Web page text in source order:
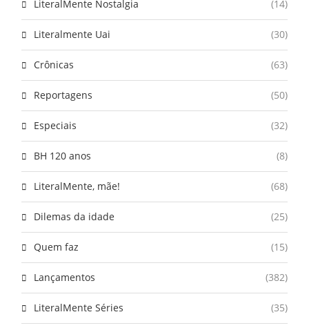
LiteralMente Nostalgia (14)
Literalmente Uai (30)
Crônicas (63)
Reportagens (50)
Especiais (32)
BH 120 anos (8)
LiteralMente, mãe! (68)
Dilemas da idade (25)
Quem faz (15)
Lançamentos (382)
LiteralMente Séries (35)